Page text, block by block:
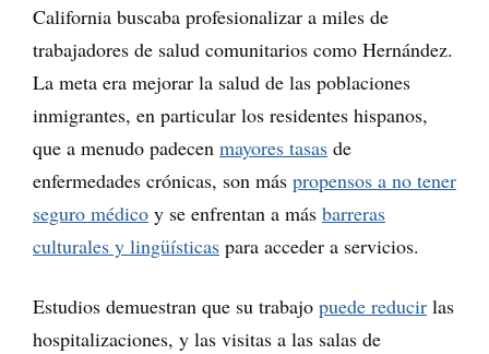
California buscaba profesionalizar a miles de
trabajadores de salud comunitarios como Hernández.
La meta era mejorar la salud de las poblaciones
inmigrantes, en particular los residentes hispanos,
que a menudo padecen mayores tasas de
enfermedades crónicas, son más propensos a no tener
seguro médico y se enfrentan a más barreras
culturales y lingüísticas para acceder a servicios.
Estudios demuestran que su trabajo puede reducir las
hospitalizaciones, y las visitas a las salas de